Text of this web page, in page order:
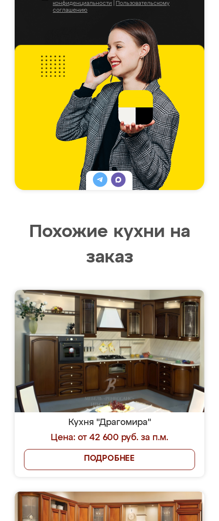
конфиденциальности
Пользовательскому
соглашению
Похожие кухни на
заказ
Кухня "Драгомира"
Цена: от 42 600 руб. за п.м.
ПОДРОБНЕЕ